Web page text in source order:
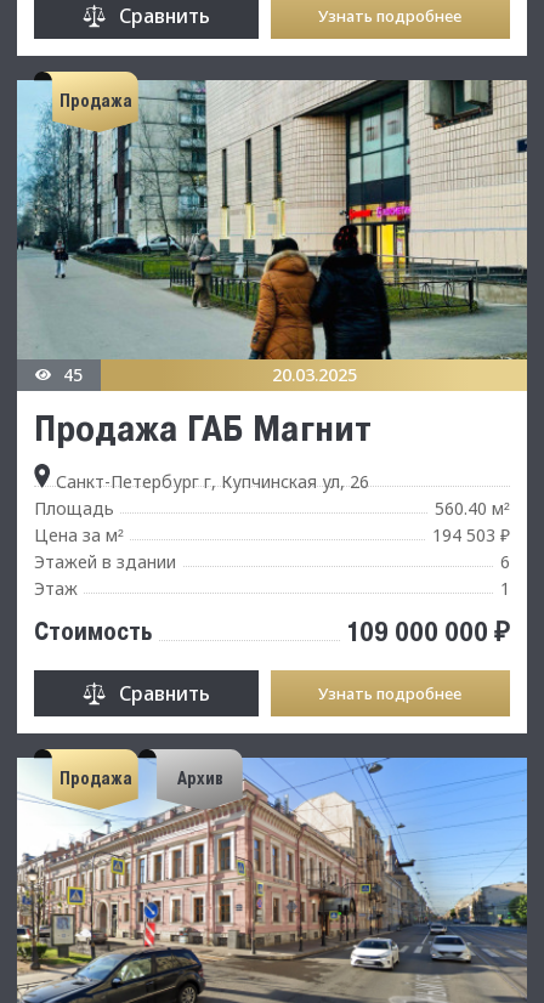
Сравнить Узнать подробнее
Продажа
45 20.03.2025
Продажа ГАБ Магнит
Санкт-Петербург г, Купчинская ул, 26
Площадь
560.40 м²
Цена за м²
194 503 ₽
Этажей в здании
6
Этаж
1
Стоимость 109 000 000 ₽
Сравнить Узнать подробнее
Продажа Архив